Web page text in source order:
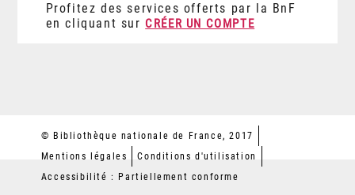
Profitez des services offerts par la BnF
en cliquant sur CRÉER UN COMPTE
© Bibliothèque nationale de France, 2017
Mentions légales
Conditions d'utilisation
Accessibilité : Partiellement conforme